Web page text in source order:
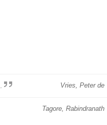
Vries, Peter de
Tagore, Rabindranath